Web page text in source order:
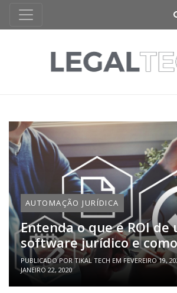
AUTOMAÇÃO JURÍDICA
Entenda o que é ROI de
software jurídico e
PUBLICADO PORTIKAL TECH EMFEVEREIRO 19,
JANEIRO 22, 2020